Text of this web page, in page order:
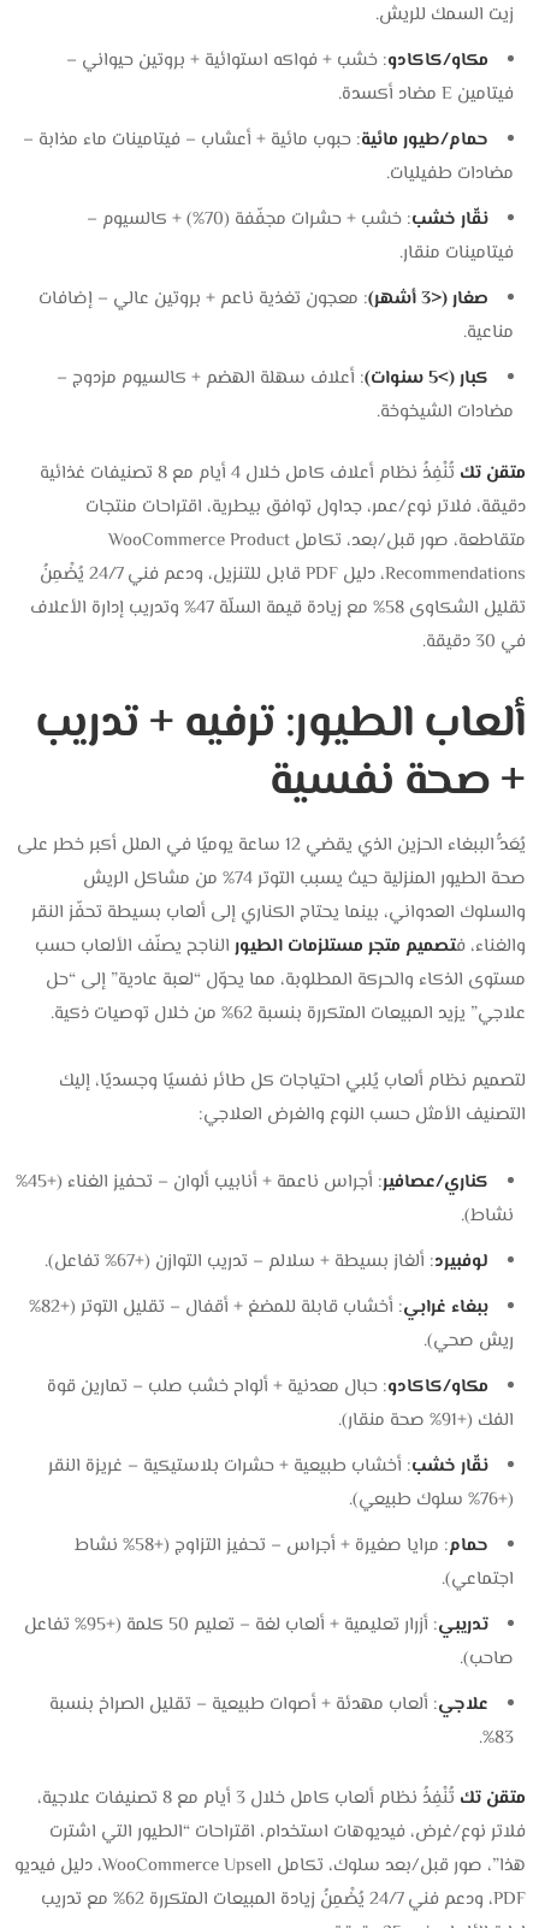
زيت السمك للريش.
مكاو/كاكادو: خشب + فواكه استوائية + بروتين حيواني –
فيتامين E مضاد أكسدة.
حمام/طيور مائية: حبوب مائية + أعشاب – فيتامينات ماء مذابة –
مضادات طفيليات.
نقّار خشب
: خشب + حشرات مجفّفة (70%) + كالسيوم –
فيتامينات منقار.
صغار (<3 أشهر)
: معجون تغذية ناعم + بروتين عالي – إضافات
مناعية.
كبار (>5 سنوات)
: أعلاف سهلة الهضم + كالسيوم مزدوج –
مضادات الشيخوخة.
متقن تك
تُنْفِذُ نظام أعلاف كامل خلال 4 أيام مع 8 تصنيفات غذائية
دقيقة، فلاتر نوع/عمر، جداول توافق بيطرية، اقتراحات منتجات
متقاطعة، صور قبل/بعد، تكامل WooCommerce Product
Recommendations، دليل PDF قابل للتنزيل، ودعم فني 24/7 يُضْمِنُ
تقليل الشكاوى 58% مع زيادة قيمة السلّة 47% وتدريب إدارة الأعلاف
في 30 دقيقة.
ألعاب الطيور: ترفيه + تدريب
+ صحة نفسية
يُعَدُّ الببغاء الحزين الذي يقضي 12 ساعة يوميًا في الملل أكبر خطر على
صحة الطيور المنزلية حيث يسبب التوتر 74% من مشاكل الريش
والسلوك العدواني، بينما يحتاج الكناري إلى ألعاب بسيطة تحفّز النقر
والغناء، فتصميم متجر مستلزمات الطيور الناجح يصنّف الألعاب حسب
مستوى الذكاء والحركة المطلوبة، مما يحوّل “لعبة عادية” إلى “حل
علاجي” يزيد المبيعات المتكررة بنسبة 62% من خلال توصيات ذكية.
لتصميم نظام ألعاب يُلبي احتياجات كل طائر نفسيًا وجسديًا، إليك
التصنيف الأمثل حسب النوع والغرض العلاجي:
كناري/عصافير
: أجراس ناعمة + أنابيب ألوان – تحفيز الغناء (+45%
نشاط).
لوفبيرد: ألغاز بسيطة + سلالم – تدريب التوازن (+67% تفاعل).
ببغاء غرابي
: أخشاب قابلة للمضغ + أقفال – تقليل التوتر (+82%
ريش صحي).
مكاو/كاكادو: حبال معدنية + ألواح خشب صلب – تمارين قوة
الفك (+91% صحة منقار).
نقّار خشب: أخشاب طبيعية + حشرات بلاستيكية – غريزة النقر
(+76% سلوك طبيعي).
حمام
: مرايا صغيرة + أجراس – تحفيز التزاوج (+58% نشاط
اجتماعي).
تدريبي
: أزرار تعليمية + ألعاب لغة – تعليم 50 كلمة (+95% تفاعل
صاحب).
علاجي: ألعاب مهدئة + أصوات طبيعية – تقليل الصراخ بنسبة
83%.
متقن تك
تُنْفِذُ نظام ألعاب كامل خلال 3 أيام مع 8 تصنيفات علاجية،
فلاتر نوع/غرض، فيديوهات استخدام، اقتراحات “الطيور التي اشترت
هذا”، صور قبل/بعد سلوك، تكامل WooCommerce Upsell، دليل فيديو
PDF، ودعم فني 24/7 يُضْمِنُ زيادة المبيعات المتكررة 62% مع تدريب